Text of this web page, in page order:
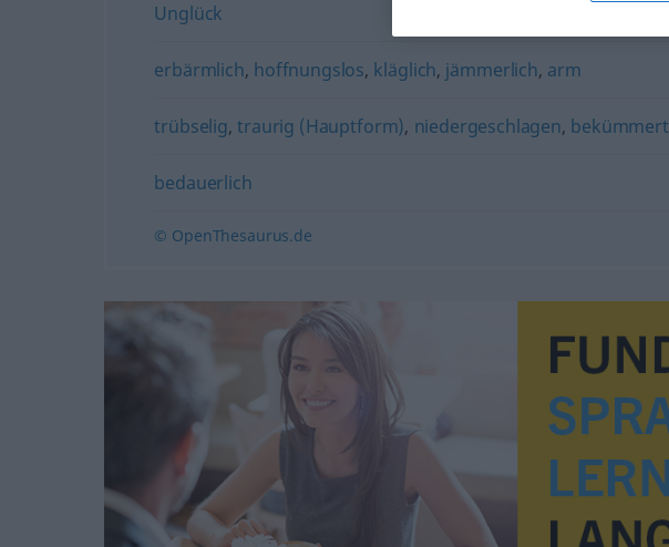
Unglück
erbärmlich, hoffnungslos, kläglich, jämmerlich, arm
trübselig,traurig (Hauptform), niedergeschlagen, bekümmert
bedauerlich
© OpenThesaurus.de